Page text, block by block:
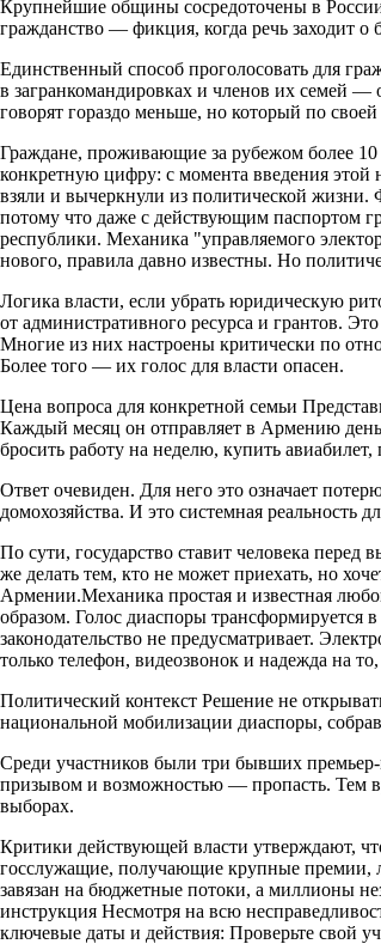
Крупнейшие общины сосредоточены в
гражданство — фикция, когда речь заходит о
Единственный способ проголосовать для
в загранкомандировках и членов их семей —
говорят гораздо меньше, но который по
Граждане, проживающие за рубежом более
конкретную цифру: с момента введения этой
взяли и вычеркнули из политической жизни.
потому что даже с действующим паспортом
республики. Механика "управляемого
нового, правила давно известны. Но
Логика власти, если убрать юридическую
от административного ресурса и грантов.
Многие из них настроены критически по
Более того — их голос для власти опасен.
Цена вопроса для конкретной семьи
Каждый месяц он отправляет в Армению
бросить работу на неделю, купить
Ответ очевиден. Для него это означает
домохозяйства. И это системная реальность
По сути, государство ставит человека
же делать тем, кто не может приехать, но
Армении.Механика простая и известная
образом. Голос диаспоры
законодательство не предусматривает.
только телефон, видеозвонок и надежда на
Политический контекст Решение не
национальной мобилизации диаспоры,
Среди участников были три бывших
призывом и возможностью — пропасть. Тем
выборах.
Критики действующей власти утверждают,
госслужащие, получающие крупные премии,
завязан на бюджетные потоки, а миллионы
инструкция Несмотря на всю
ключевые даты и действия: Проверьте свой